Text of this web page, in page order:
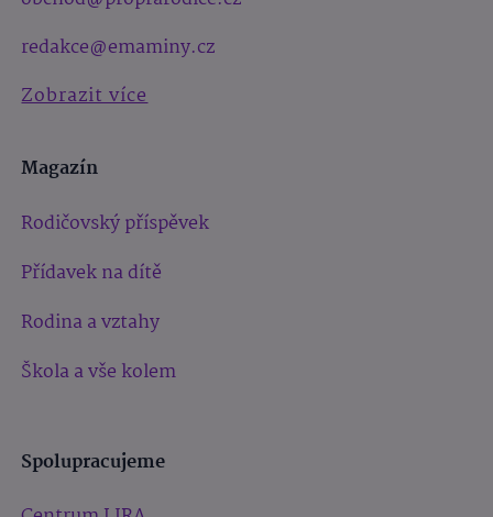
redakce@emaminy.cz
Zobrazit více
Magazín
Rodičovský příspěvek
Přídavek na dítě
Rodina a vztahy
Škola a vše kolem
Spolupracujeme